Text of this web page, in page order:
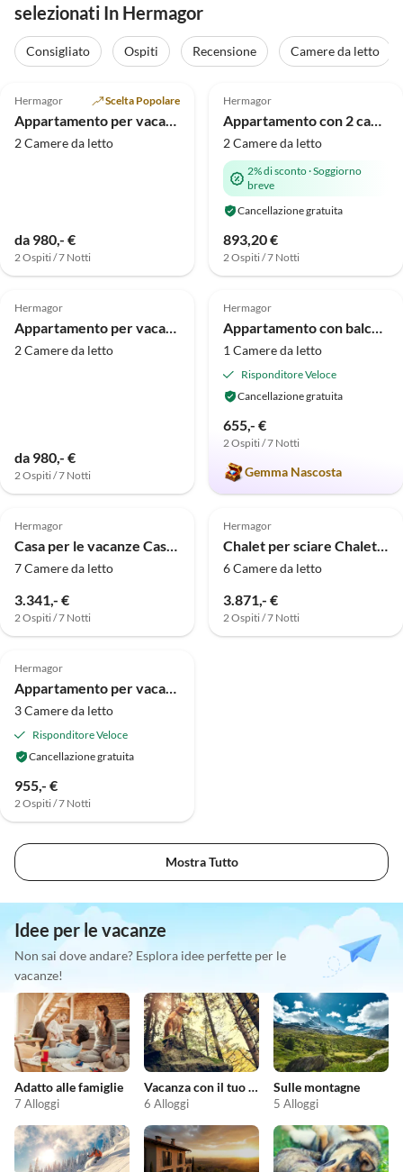
selezionati In Hermagor
Consigliato Ospiti Recensione
Camere da letto
Hermagor Scelta Popolare
Appartamento per vacanze Plum al piano terra
2 Camere da letto
da 980,- €
2 Ospiti / 7 Notti
Hermagor
Appartamento con 2 camere da letto nella casa vacanze Waldhof
2 Camere da letto
2% di sconto·Soggiorno
breve
Cancellazione gratuita
893,20 €
2 Ospiti / 7 Notti
5.0 (2)
Hermagor
Appartamento per vacanze Plum al primo piano
2 Camere da letto
da 980,- €
2 Ospiti / 7 Notti
5.0 (1)
Hermagor
Appartamento con balcone nella casa vacanze Waldhof
1 Camere da letto
Risponditore Veloce
Cancellazione gratuita
655,- €
2 Ospiti / 7 Notti
Gemma Nascosta
Hermagor
Casa per le vacanze Casa vacanze a Hermagor
7 Camere da letto
3.341,- €
2 Ospiti / 7 Notti
Hermagor
Chalet per sciare Chalet Nassfeld
6 Camere da letto
3.871,- €
2 Ospiti / 7 Notti
Hermagor
Appartamento per vacanze Sunshine - Appartamento Abendrot - Piano superiore
3 Camere da letto
Risponditore Veloce
Cancellazione gratuita
955,- €
2 Ospiti / 7 Notti
Mostra Tutto
Idee per le vacanze
Non sai dove andare? Esplora idee perfette per le
vacanze!
Adatto alle famiglie
7 Alloggi
Vacanza con il tuo cane
6 Alloggi
Sulle montagne
5 Alloggi